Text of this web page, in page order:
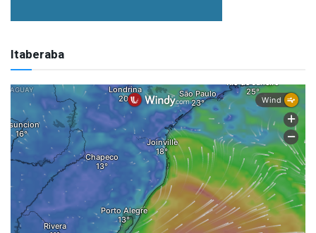
Itaberaba